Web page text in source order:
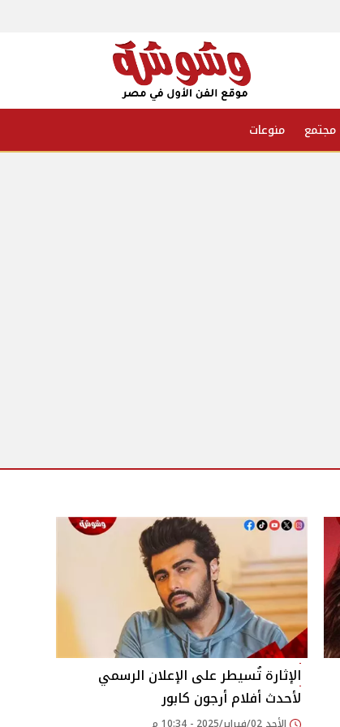
مجتمع منوعات
الإثارة تُسيطر على الإعلان الرسمي
لأحدث أفلام أرجون كابور